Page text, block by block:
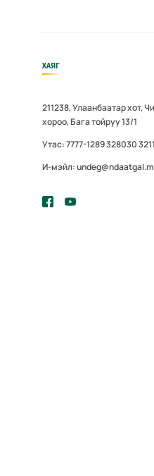
ХАЯГ
211238, Улаанбаатар хот,
хороо, Бага тойруу 13/1
Утас: 7777-1289 328030
И-мэйл: